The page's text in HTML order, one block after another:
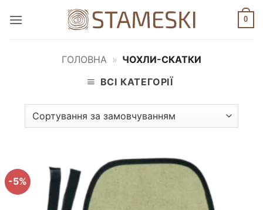
0
ГОЛОВНА » ЧОХЛИ-СКАТКИ
ВСІ КАТЕГОРІЇ
-5%